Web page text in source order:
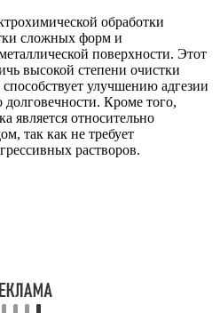
обработки
сложных форм и
поверхности. Этот
высокой степени очистки
улучшению адгезии
Кроме того,
является относительно
так как не требует
растворов.